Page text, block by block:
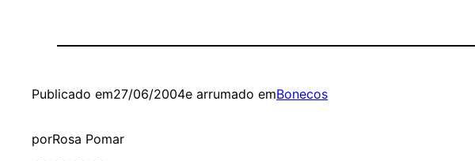
Publicado em27/06/2004e arrumado emBonecos
porRosa Pomar